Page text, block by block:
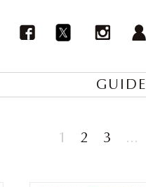
GUIDE
1 2 3 ...